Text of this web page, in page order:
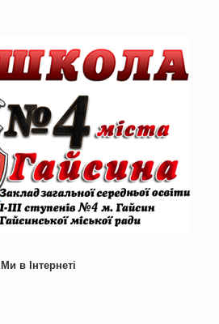
Ми в Інтернеті